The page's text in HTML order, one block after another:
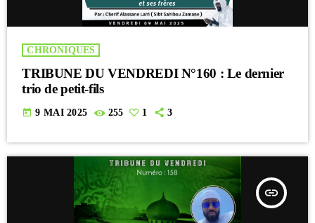
CHRONIQUES
TRIBUNE DU VENDREDI N°160 : Le dernier
trio de petit-fils
today 9 MAI 2025 255 1 3
insert_link